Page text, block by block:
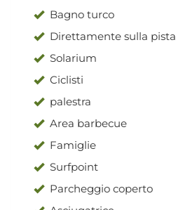
Bagno turco
Direttamente sulla pista
Solarium
Ciclisti
palestra
Area barbecue
Famiglie
Surfpoint
Parcheggio coperto